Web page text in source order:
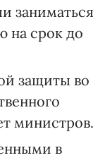
заниматься
на срок до
защиты во
министров.
в